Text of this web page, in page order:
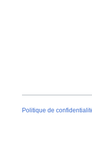
Politique de